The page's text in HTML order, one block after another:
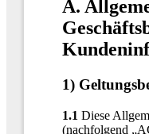
A.
1)
1.1 Diese
(nachfolgend